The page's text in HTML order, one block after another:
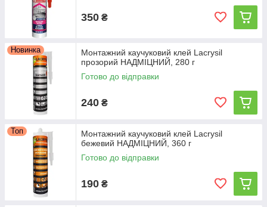
350 ₴
Новинка
Монтажний каучуковий клей Lacrysil
прозорий НАДМІЦНИЙ, 280 г
Готово до відправки
240 ₴
Топ
Монтажний каучуковий клей Lacrysil
бежевий НАДМІЦНИЙ, 360 г
Готово до відправки
190 ₴